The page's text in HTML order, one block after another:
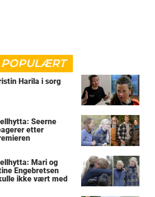
POPULÆRT
Harila i sorg
Seerne
etter
Mari og
Engebretsen
ikke vært med